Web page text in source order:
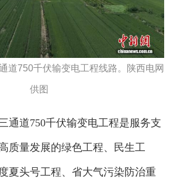
道750千伏输变电工程线路。陕西电网
供图
道750千伏输变电工程是服务支
质量发展的绿色工程、民生工
夏头号工程、省大气污染防治重